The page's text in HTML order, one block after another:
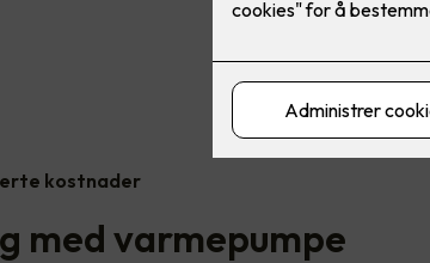
kostnader
med varmepumpe